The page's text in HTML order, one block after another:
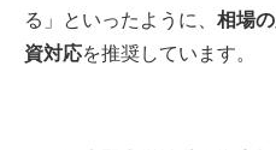
る」といったように、 相場
資対応を推奨しています。